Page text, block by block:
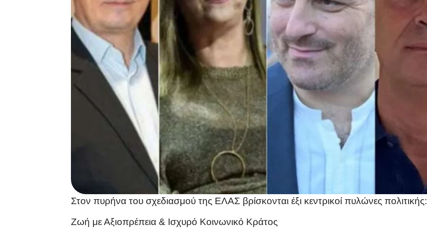
Στον πυρήνα του σχεδιασμού της ΕΛΑΣ βρίσκονται έξι κεντρικοί πυλώνες πολιτικής:
Ζωή με Αξιοπρέπεια & Ισχυρό Κοινωνικό Κράτος